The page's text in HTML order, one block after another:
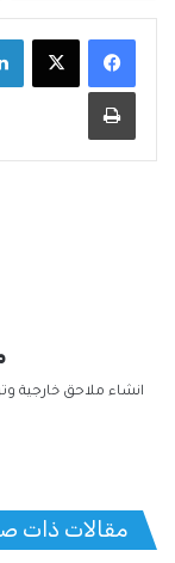
انشاء ملاحق خارجية
مقالات ذات